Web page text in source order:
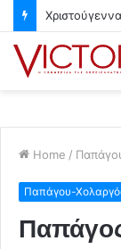
Home /
Παπάγου-